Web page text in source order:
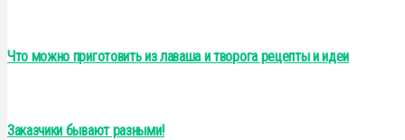
Что можно приготовить из лаваша и творога рецепты и идеи
Заказчики бывают разными!